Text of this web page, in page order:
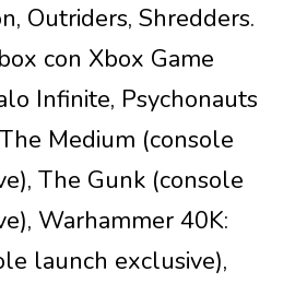
Outriders, Shredders.
con Xbox Game
Infinite, Psychonauts
Medium (console
The Gunk (console
Warhammer 40K:
launch exclusive),